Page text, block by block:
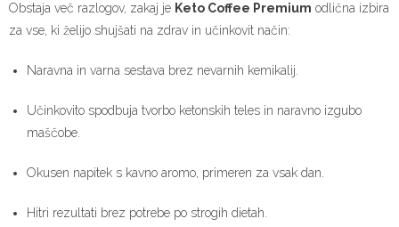
Obstaja več razlogov, zakaj je Keto Coffee Premium odlična izbira
za vse, ki želijo shujšati na zdrav in učinkovit način:
Naravna in varna sestava brez nevarnih kemikalij.
Učinkovito spodbuja tvorbo ketonskih teles in naravno izgubo
maščobe.
Okusen napitek s kavno aromo, primeren za vsak dan.
Hitri rezultati brez potrebe po strogih dietah.